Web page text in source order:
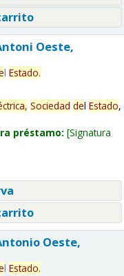
Oeste,
l Estado.
Sociedad del Estado,
préstamo: Signatura
Oeste,
l Estado.